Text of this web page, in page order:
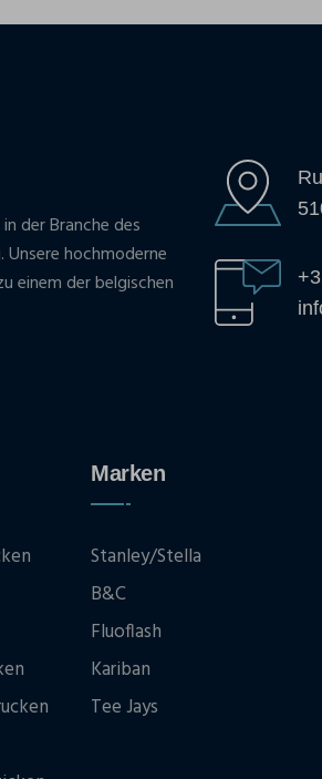
der Branche des
hochmoderne
einem der belgischen
Marken
Stanley/Stella
B&C
Fluoflash
Kariban
Tee Jays